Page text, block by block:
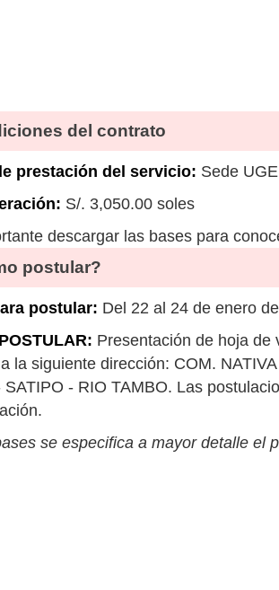
del contrato
prestación del servicio: Sede
S/. 3,050.00 soles
descargar las bases para
postular?
postular: Del 22 al 24 de enero
Presentación de hoja de
la siguiente dirección: COM.
SATIPO - RIO TAMBO. Las
se especifica a mayor detalle el